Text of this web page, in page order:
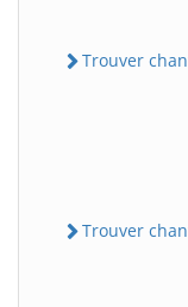
Trouver
Trouver